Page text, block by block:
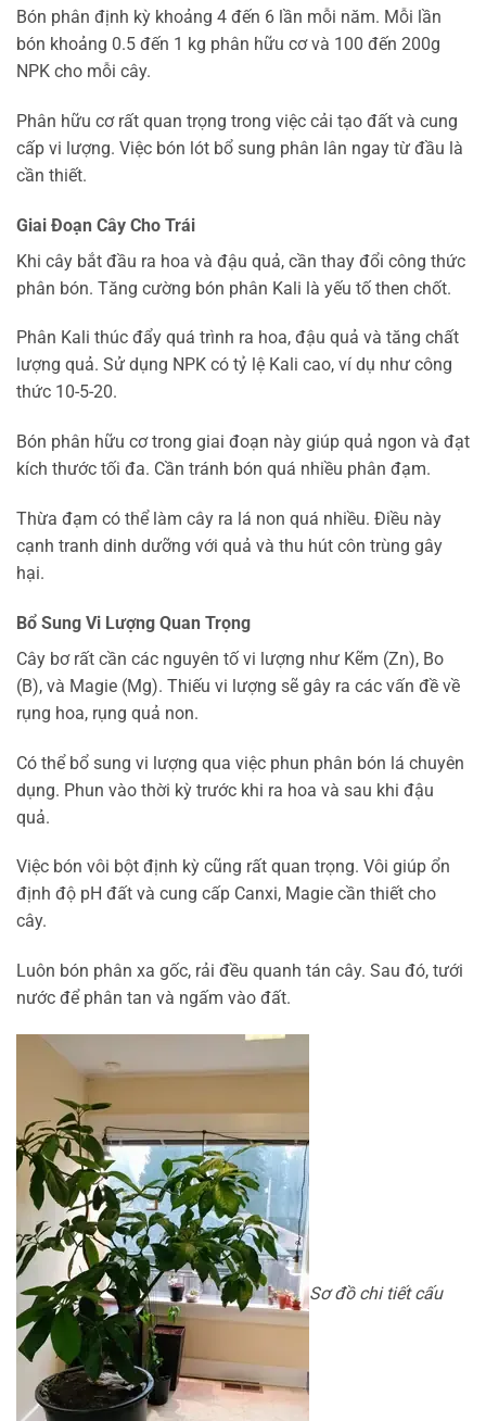
Bón phân định kỳ khoảng 4 đến 6 lần mỗi năm. Mỗi lần
bón khoảng 0.5 đến 1 kg phân hữu cơ và 100 đến 200g
NPK cho mỗi cây.
Phân hữu cơ rất quan trọng trong việc cải tạo đất và cung
cấp vi lượng. Việc bón lót bổ sung phân lân ngay từ đầu là
cần thiết.
Giai Đoạn Cây Cho Trái
Khi cây bắt đầu ra hoa và đậu quả, cần thay đổi công thức
phân bón. Tăng cường bón phân Kali là yếu tố then chốt.
Phân Kali thúc đẩy quá trình ra hoa, đậu quả và tăng chất
lượng quả. Sử dụng NPK có tỷ lệ Kali cao, ví dụ như công
thức 10-5-20.
Bón phân hữu cơ trong giai đoạn này giúp quả ngon và đạt
kích thước tối đa. Cần tránh bón quá nhiều phân đạm.
Thừa đạm có thể làm cây ra lá non quá nhiều. Điều này
cạnh tranh dinh dưỡng với quả và thu hút côn trùng gây
hại.
Bổ Sung Vi Lượng Quan Trọng
Cây bơ rất cần các nguyên tố vi lượng như Kẽm (Zn), Bo
(B), và Magie (Mg). Thiếu vi lượng sẽ gây ra các vấn đề về
rụng hoa, rụng quả non.
Có thể bổ sung vi lượng qua việc phun phân bón lá chuyên
dụng. Phun vào thời kỳ trước khi ra hoa và sau khi đậu
quả.
Việc bón vôi bột định kỳ cũng rất quan trọng. Vôi giúp ổn
định độ pH đất và cung cấp Canxi, Magie cần thiết cho
cây.
Luôn bón phân xa gốc, rải đều quanh tán cây. Sau đó, tưới
nước để phân tan và ngấm vào đất.
Sơ đồ chi tiết cấu